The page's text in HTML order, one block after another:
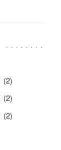
(2)
(2)
(2)